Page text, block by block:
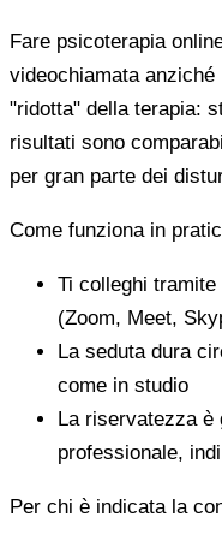
Fare psicoterapia
videochiamata
"ridotta" della terapia:
risultati sono
per gran parte dei
Come funziona in
Ti colleghi
(Zoom, Meet,
La seduta dura
come in studio
La riservatezza è
professionale,
Per chi è indicata la